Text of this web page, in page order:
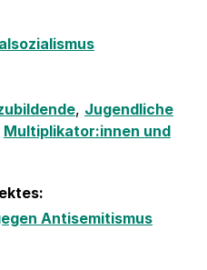
, Jugendliche
Multiplikator:innen und
Antisemitismus